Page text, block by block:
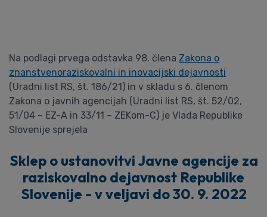
Na podlagi prvega odstavka 98. člena Zakona o
znanstvenoraziskovalni in inovacijski dejavnosti
(Uradni list RS, št. 186/21) in v skladu s 6. členom
Zakona o javnih agencijah (Uradni list RS, št. 52/02,
51/04 – EZ-A in 33/11 – ZEKom-C) je Vlada Republike
Slovenije sprejela
Sklep o ustanovitvi Javne agencije za
raziskovalno dejavnost Republike
Slovenije - v veljavi do 30. 9. 2022